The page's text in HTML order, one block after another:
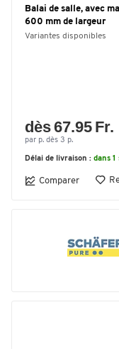
Balai de salle, avec
600 mm de largeur
Variantes disponibles
dès 67.95 Fr.
par p. dès 3 p.
Délai de livraison : dans 1
Comparer